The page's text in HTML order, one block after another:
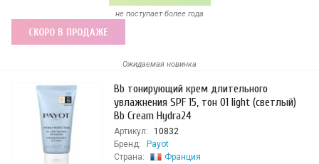
не поступает более года
СКОРО В ПРОДАЖЕ
Ожидаемая новинка
Bb тонирующий крем длительного
увлажнения SPF 15, тон 01 light (светлый)
Bb Cream Hydra24
Артикул:
10832
Бренд:
Payot
Страна:
Франция